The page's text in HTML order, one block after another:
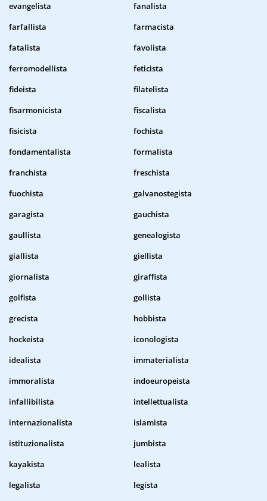
evangelista
fanalista
farfallista
farmacista
fatalista
favolista
ferromodellista
feticista
fideista
filatelista
fisarmonicista
fiscalista
fisicista
fochista
fondamentalista
formalista
franchista
freschista
fuochista
galvanostegista
garagista
gauchista
gaullista
genealogista
giallista
giellista
giornalista
giraffista
golfista
gollista
grecista
hobbista
hockeista
iconologista
idealista
immaterialista
immoralista
indoeuropeista
infallibilista
intellettualista
internazionalista
islamista
istituzionalista
jumbista
kayakista
lealista
legalista
legista